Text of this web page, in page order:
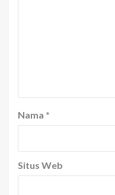
Nama *
Situs Web